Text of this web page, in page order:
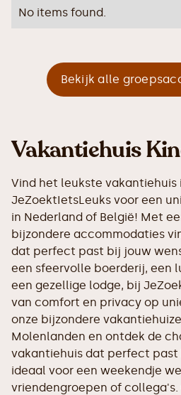
No items found.
Bekijk alle
Vakantiehuis
Vind het leukste vakantiehuis
JeZoektIetsLeuks voor een
in Nederland of België! Met
bijzondere accommodaties
dat perfect past bij jouw
een sfeervolle boerderij, een
een gezellige lodge, bij
van comfort en privacy op
onze bijzondere
Molenlanden en ontdek de
vakantiehuis dat perfect past
ideaal voor een weekendje
vriendengroepen of collega's.